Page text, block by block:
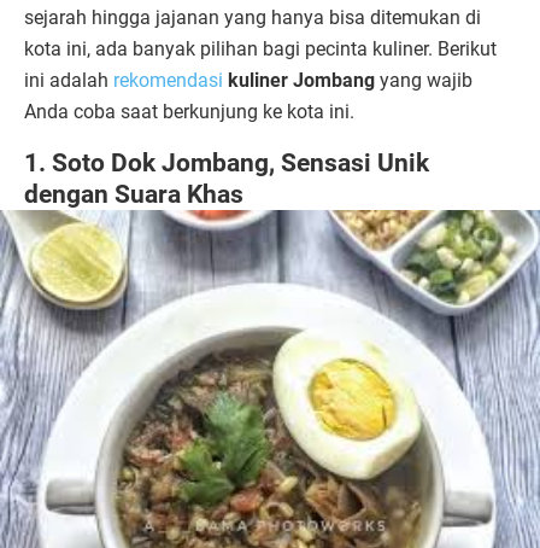
sejarah hingga jajanan yang hanya bisa ditemukan di
kota ini, ada banyak pilihan bagi pecinta kuliner. Berikut
ini adalah rekomendasi kuliner Jombang yang wajib
Anda coba saat berkunjung ke kota ini.
1. Soto Dok Jombang, Sensasi Unik
dengan Suara Khas